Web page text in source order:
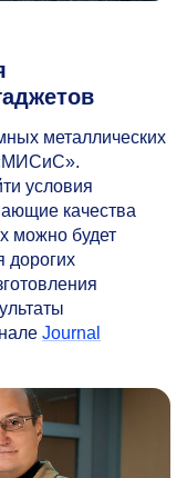
металлических
условия
качества
можно будет
дорогих
Journal